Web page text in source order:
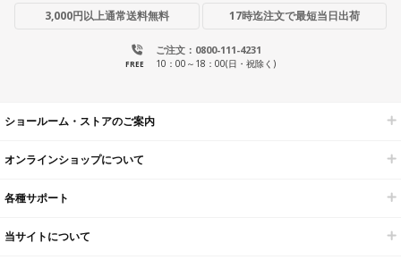
3,000円以上通常送料無料 17時迄注文で最短当日出荷
ご注文：0800-111-4231
FREE 10：00～18：00(日・祝除く)
ショールーム・ストアのご案内
オンラインショップについて
各種サポート
当サイトについて